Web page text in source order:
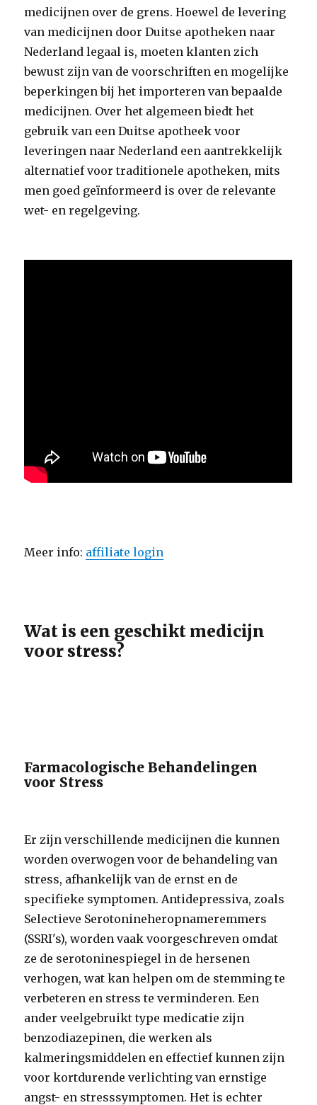
medicijnen over de grens. Hoewel de levering
van medicijnen door Duitse apotheken naar
Nederland legaal is, moeten klanten zich
bewust zijn van de voorschriften en mogelijke
beperkingen bij het importeren van bepaalde
medicijnen. Over het algemeen biedt het
gebruik van een Duitse apotheek voor
leveringen naar Nederland een aantrekkelijk
alternatief voor traditionele apotheken, mits
men goed geïnformeerd is over de relevante
wet- en regelgeving.
Meer info: affiliate login
Wat is een geschikt medicijn
voor stress?
Farmacologische Behandelingen
voor Stress
Er zijn verschillende medicijnen die kunnen
worden overwogen voor de behandeling van
stress, afhankelijk van de ernst en de
specifieke symptomen. Antidepressiva, zoals
Selectieve Serotonineheropnameremmers
(SSRI's), worden vaak voorgeschreven omdat
ze de serotoninespiegel in de hersenen
verhogen, wat kan helpen om de stemming te
verbeteren en stress te verminderen. Een
ander veelgebruikt type medicatie zijn
benzodiazepinen, die werken als
kalmeringsmiddelen en effectief kunnen zijn
voor kortdurende verlichting van ernstige
angst- en stresssymptomen. Het is echter